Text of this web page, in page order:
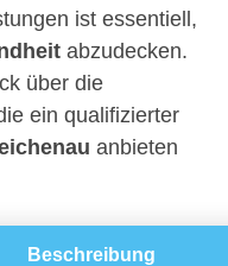
ist essentiell,
abzudecken.
über die
ein qualifizierter
anbieten
Beschreibung